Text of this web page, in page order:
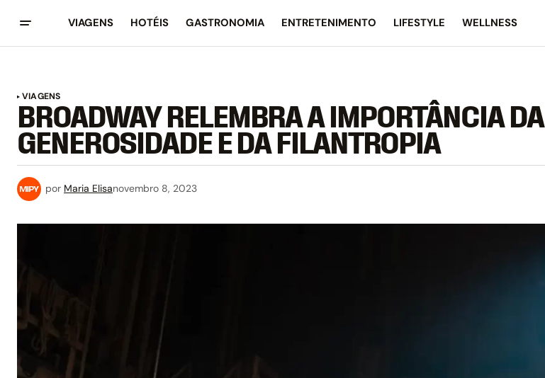
VIAGENS HOTÉIS GASTRONOMIA ENTRETENIMENTO LIFESTYLE WELLNESS
VIAGENS
BROADWAY RELEMBRA A IMPORTÂNCIA DA
GENEROSIDADE E DA FILANTROPIA
por Maria Elisanovembro 8, 2023